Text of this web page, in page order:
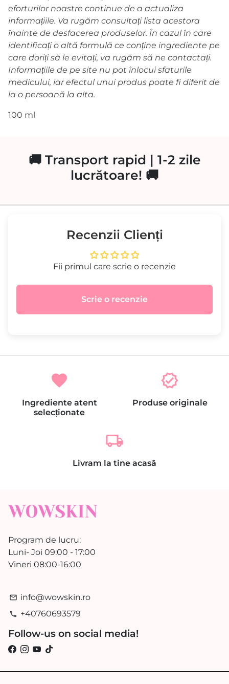
eforturilor noastre continue de a actualiza
informațiile. Va rugăm consultați lista acestora
înainte de desfacerea produselor. În cazul în care
identificați o altă formulă ce conține ingrediente pe
care doriți să le evitați, va rugăm să ne contactați.
Informațiile de pe site nu pot înlocui sfaturile
medicului, iar efectul unui produs poate fi diferit de
la o persoană la alta.
100 ml
🚚 Transport rapid | 1-2 zile
lucrătoare! 🚚
Recenzii Clienți
Fii primul care scrie o recenzie
Scrie o recenzie
favorite
Ingrediente atent
selecționate
verified
Produse originale
local_shipping
Livram la tine acasă
Program de lucru:
Luni- Joi 09:00 - 17:00
Vineri 08:00-16:00
email info@wowskin.ro
phone +40760693579
Follow-us on social media!